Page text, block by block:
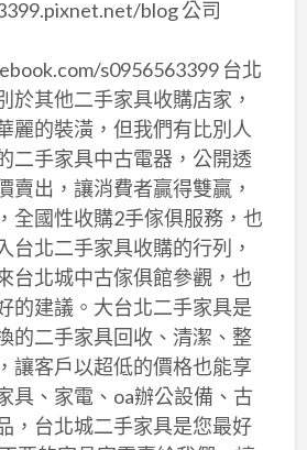
blog 公司
s0956563399 台北
於其他二手家具收購店家，
麗的裝潢，但我們有比別人
二手家具中古電器，公開透
賣出，讓消費者贏得雙贏，
全國性收購2手傢俱服務，也
台北二手家具收購的行列，
台北城中古傢俱館參觀，也
的建議。大台北二手家具是
的二手家具回收、清潔、整
讓客戶以超低的價格也能享
具、家電、oa辦公設備、古
，台北城二手家具是您最好